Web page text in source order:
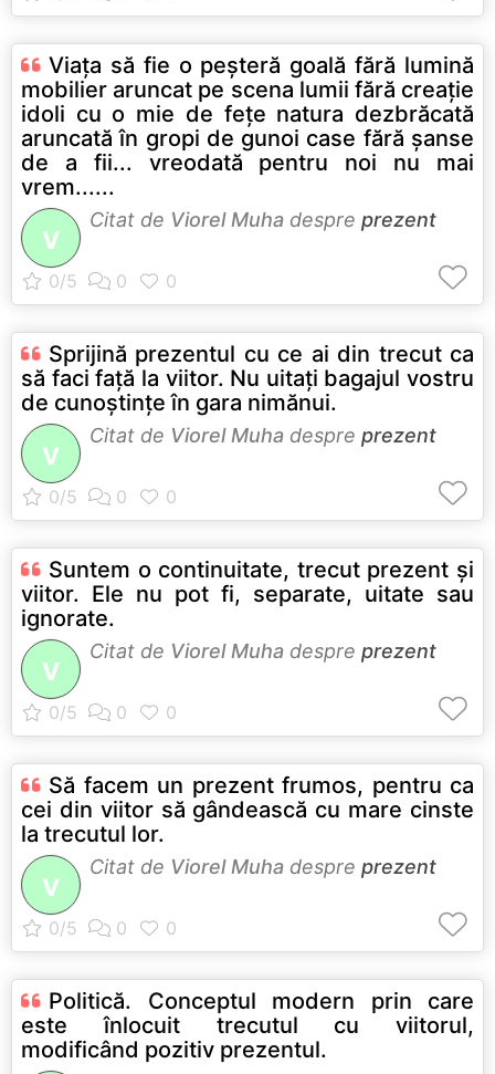
Viaţa să fie o peşteră goală fără lumină
mobilier aruncat pe scena lumii fără creaţie
idoli cu o mie de feţe natura dezbrăcată
aruncată în gropi de gunoi case fără şanse
de a fii... vreodată pentru noi nu mai
vrem......
V
Citat de Viorel Muha despre prezent
Sprijină prezentul cu ce ai din trecut ca
să faci faţă la viitor. Nu uitaţi bagajul vostru
de cunoştinţe în gara nimănui.
V
Citat de Viorel Muha despre prezent
Suntem o continuitate, trecut prezent şi
viitor. Ele nu pot fi, separate, uitate sau
ignorate.
V
Citat de Viorel Muha despre prezent
Să facem un prezent frumos, pentru ca
cei din viitor să gândească cu mare cinste
la trecutul lor.
V
Citat de Viorel Muha despre prezent
Politică. Conceptul modern prin care
este înlocuit trecutul cu viitorul,
modificând pozitiv prezentul.